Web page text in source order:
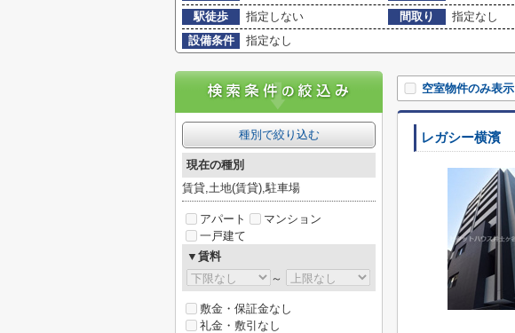
駅徒歩
指定しない 間取り
指定なし
設備条件
指定なし
空室物件のみ表示
レガシー横濱
種別で絞り込む
現在の種別
賃貸,土地(賃貸),駐車場
アパート
マンション
一戸建て
▼賃料
～
敷金・保証金なし
礼金・敷引なし